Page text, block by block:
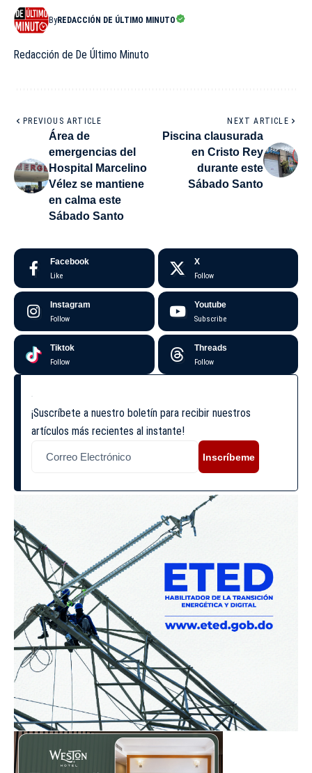
ByREDACCIÓN DE ÚLTIMO MINUTO
Redacción de De Último Minuto
PREVIOUS ARTICLE
Área de
emergencias del
Hospital Marcelino
Vélez se mantiene
en calma este
Sábado Santo
NEXT ARTICLE
Piscina clausurada
en Cristo Rey
durante este
Sábado Santo
Facebook
Like
X
Follow
Instagram
Follow
Youtube
Subscribe
Tiktok
Follow
Threads
Follow
¡Suscríbete a nuestro boletín para recibir nuestros
artículos más recientes al instante!
Inscríbeme